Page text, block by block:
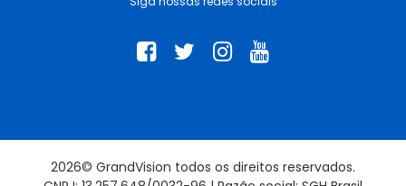
2026© GrandVision todos os direitos reservados.